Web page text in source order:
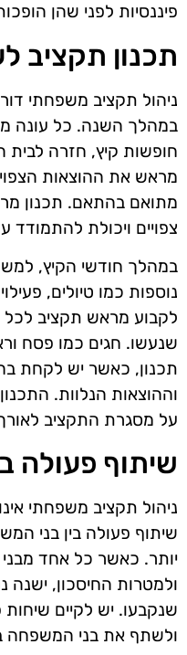
פיננסיות לפני שהן
תכנון תקציב
ניהול תקציב משפחתי
במהלך השנה. כל עונה
חופשות קיץ, חזרה לבית
מראש את ההוצאות
מתואם בהתאם. תכנון
צפויים ויכולת להתמודד
במהלך חודשי הקיץ,
נוספות כמו טיולים,
לקבוע מראש תקציב לכל
שנעשו. חגים כמו פסח
תכנון, כאשר יש לקחת
וההוצאות הנלוות.
על מסגרת התקציב
שיתוף פעולה
ניהול תקציב משפחתי
שיתוף פעולה בין בני
יותר. כאשר כל אחד
ולמטרות החיסכון, ישנה
שנקבעו. יש לקיים שיחות
ולשתף את בני המשפחה